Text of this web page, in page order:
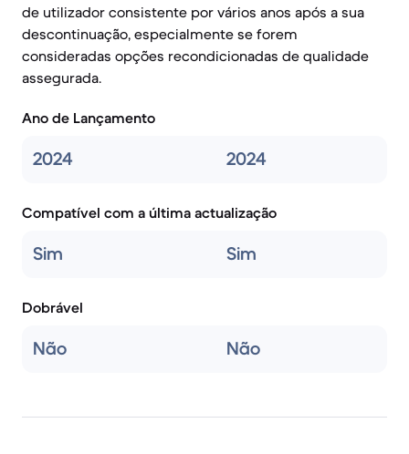
de utilizador consistente por vários anos após a sua
descontinuação, especialmente se forem
consideradas opções recondicionadas de qualidade
assegurada.
Ano de Lançamento
2024 2024
Compatível com a última actualização
Sim Sim
Dobrável
Não Não